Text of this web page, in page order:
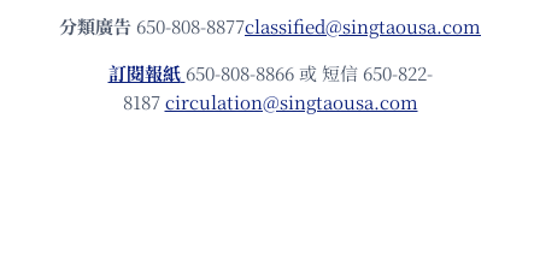
分類廣告 650-808-8877classified@singtaousa.com
訂閱報紙 650-808-8866 或 短信 650-822-
8187circulation@singtaousa.com